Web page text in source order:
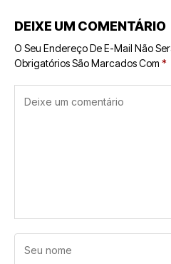
DEIXE UM COMENTÁRIO
O Seu Endereço De E-Mail Não
Obrigatórios São Marcados Com *